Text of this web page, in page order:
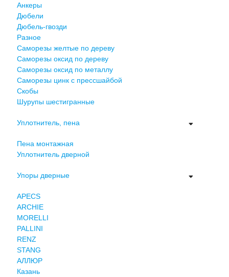
Анкеры
Дюбели
Дюбель-гвозди
Разное
Саморезы желтые по дереву
Саморезы оксид по дереву
Саморезы оксид по металлу
Саморезы цинк с прессшайбой
Скобы
Шурупы шестигранные
Уплотнитель, пена
Пена монтажная
Уплотнитель дверной
Упоры дверные
APECS
ARCHIE
MORELLI
PALLINI
RENZ
STANG
АЛЛЮР
Казань